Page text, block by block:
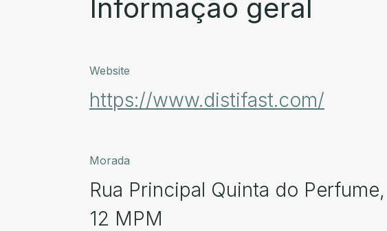
Informação geral
Website
https://www.distifast.com/
Morada
Rua Principal Quinta do
12 MPM